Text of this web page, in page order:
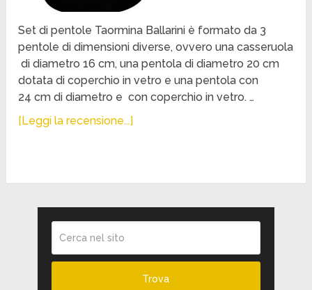
Set di pentole Taormina Ballarini è formato da 3
pentole di dimensioni diverse, ovvero una casseruola
di diametro 16 cm, una pentola di diametro 20 cm
dotata di coperchio in vetro e una pentola con
24 cm di diametro e con coperchio in vetro. …
[Leggi la recensione...]